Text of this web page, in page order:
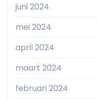
juni 2024
mei 2024
april 2024
maart 2024
februari 2024